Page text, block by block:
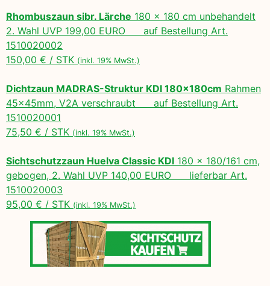
Rhombuszaun sibr. Lärche 180 x 180 cm unbehandelt
2. Wahl UVP 199,00 EURO auf Bestellung Art.
1510020002
150,00 € / STK (inkl. 19% MwSt.)
Dichtzaun MADRAS-Struktur KDI 180x180cm Rahmen
45x45mm, V2A verschraubt auf Bestellung Art.
1510020001
75,50 € / STK (inkl. 19% MwSt.)
Sichtschutzzaun Huelva Classic KDI 180 x 180/161 cm,
gebogen, 2. Wahl UVP 140,00 EURO lieferbar Art.
1510020003
95,00 € / STK (inkl. 19% MwSt.)